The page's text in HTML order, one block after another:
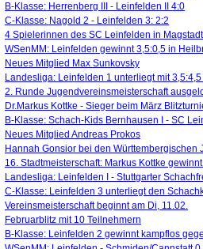
B-Klasse: Herrenberg III - Leinfelden II 4:0
C-Klasse: Nagold 2 - Leinfelden 3: 2:2
4 Spielerinnen des SC Leinfelden in Magstadt
WSenMM: Leinfelden gewinnt 3,5:0,5 in
Neues Mitglied Max Sunkovsky
Landesliga: Leinfelden 1 unterliegt mit
2. Runde Jugendvereinsmeisterschaft
Dr.Markus Kottke - Sieger beim März
B-Klasse: Schach-Kids Bernhausen I - SC
Neues Mitglied Andreas Prokos
Hannah Gonsior bei den Württembergischen
16. Stadtmeisterschaft: Markus Kottke
Landesliga: Leinfelden I - Stuttgarter
C-Klasse: Leinfelden 3 unterliegt den
Vereinsmeisterschaft beginnt am Di, 11.02.
Februarblitz mit 10 Teilnehmern
B-Klasse: Leinfelden 2 gewinnt kampflos